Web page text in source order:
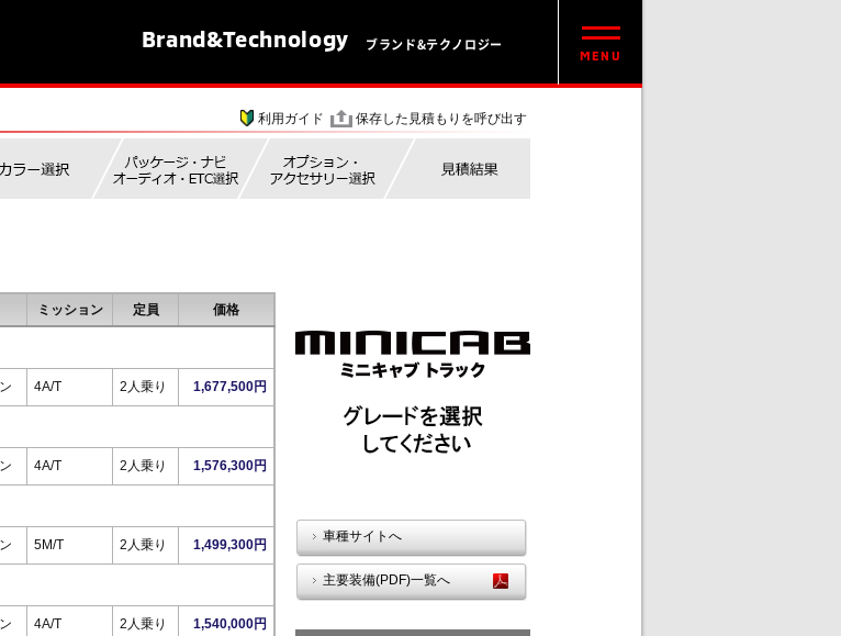
Brand&Technology ブランド&テクノロジー
利用ガイド 保存した見積もりを呼び出す
ミッション 定員 価格
4A/T 2人乗り 1,677,500円
4A/T 2人乗り 1,576,300円
5M/T 2人乗り 1,499,300円
4A/T 2人乗り 1,540,000円
車種サイトへ
主要装備(PDF)一覧へ